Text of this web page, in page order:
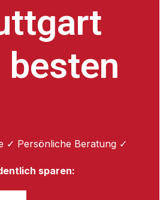
✓ Persönliche Beratung ✓
sparen: